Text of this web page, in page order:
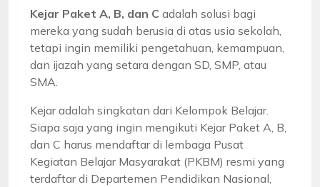
Kejar Paket A, B, dan C adalah solusi bagi
mereka yang sudah berusia di atas usia sekolah,
tetapi ingin memiliki pengetahuan, kemampuan,
dan ijazah yang setara dengan SD, SMP, atau
SMA.
Kejar adalah singkatan dari Kelompok Belajar.
Siapa saja yang ingin mengikuti Kejar Paket A, B,
dan C harus mendaftar di lembaga Pusat
Kegiatan Belajar Masyarakat (PKBM) resmi yang
terdaftar di Departemen Pendidikan Nasional,